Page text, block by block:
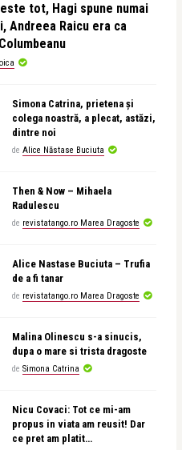
tot, Hagi spune numai
Andreea Raicu era ca
Simona Catrina, prietena și
colega noastră, a plecat, astăzi,
dintre noi
de Alice Năstase Buciuta
Then & Now – Mihaela
Radulescu
de revistatango.ro Marea Dragoste
Alice Nastase Buciuta – Trufia
de a fi tanar
de revistatango.ro Marea Dragoste
Malina Olinescu s-a sinucis,
dupa o mare si trista dragoste
de Simona Catrina
Nicu Covaci: Tot ce mi-am
propus in viata am reusit! Dar
ce pret am platit…